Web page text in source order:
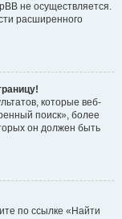
не осуществляется.
расширенного
которые веб-
поиск», более
он должен быть
по ссылке «Найти